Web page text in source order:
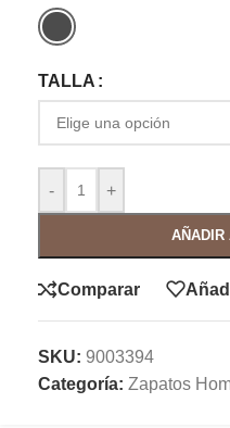
TALLA
- +
AÑADIR
Comparar
SKU: 9003394
Categoría: Zapatos